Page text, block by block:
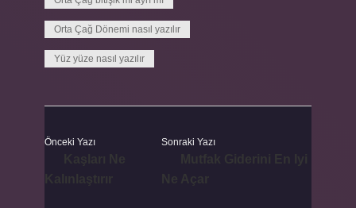
Orta Çağ Dönemi nasıl yazılır
Yüz yüze nasıl yazılır
Önceki Yazı Sonraki Yazı